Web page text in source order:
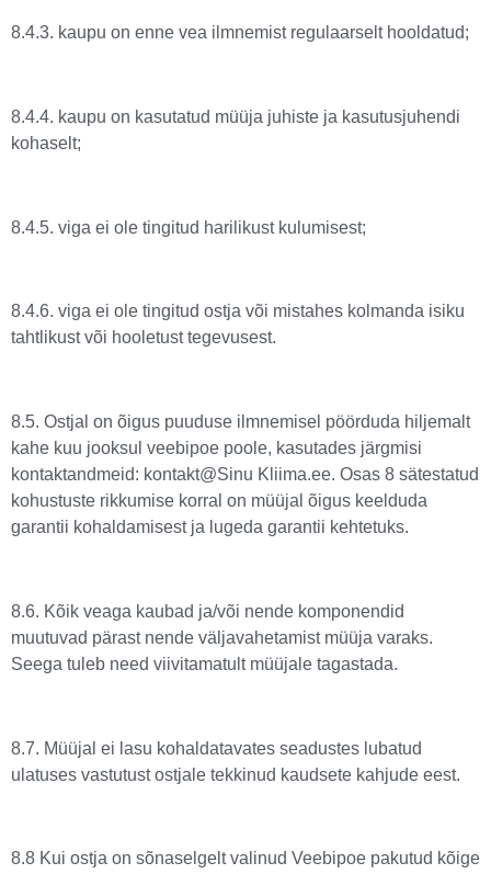
8.4.3. kaupu on enne vea ilmnemist regulaarselt hooldatud;
8.4.4. kaupu on kasutatud müüja juhiste ja kasutusjuhendi
kohaselt;
8.4.5. viga ei ole tingitud harilikust kulumisest;
8.4.6. viga ei ole tingitud ostja või mistahes kolmanda isiku
tahtlikust või hooletust tegevusest.
8.5. Ostjal on õigus puuduse ilmnemisel pöörduda hiljemalt
kahe kuu jooksul veebipoe poole, kasutades järgmisi
kontaktandmeid: kontakt@Sinu Kliima.ee. Osas 8 sätestatud
kohustuste rikkumise korral on müüjal õigus keelduda
garantii kohaldamisest ja lugeda garantii kehtetuks.
8.6. Kõik veaga kaubad ja/või nende komponendid
muutuvad pärast nende väljavahetamist müüja varaks.
Seega tuleb need viivitamatult müüjale tagastada.
8.7. Müüjal ei lasu kohaldatavates seadustes lubatud
ulatuses vastutust ostjale tekkinud kaudsete kahjude eest.
8.8 Kui ostja on sõnaselgelt valinud Veebipoe pakutud kõige